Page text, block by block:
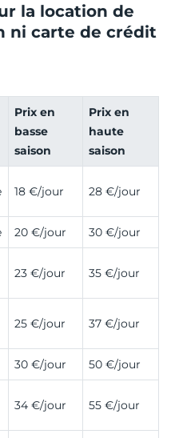
la location de
ni carte de crédit
Prix en
basse
saison
Prix en
haute
saison
18 €/jour 28 €/jour
20 €/jour 30 €/jour
23 €/jour 35 €/jour
25 €/jour 37 €/jour
30 €/jour 50 €/jour
34 €/jour 55 €/jour